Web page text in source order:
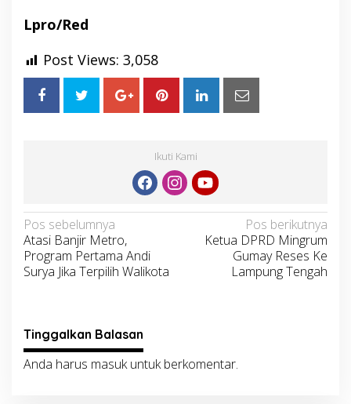
Lpro/Red
Post Views: 3,058
Ikuti Kami
Navigasi
pos
Pos sebelumnya
Atasi Banjir Metro,
Program Pertama Andi
Surya Jika Terpilih Walikota
Pos berikutnya
Ketua DPRD Mingrum
Gumay Reses Ke
Lampung Tengah
Tinggalkan Balasan
Anda harus masukuntuk berkomentar.